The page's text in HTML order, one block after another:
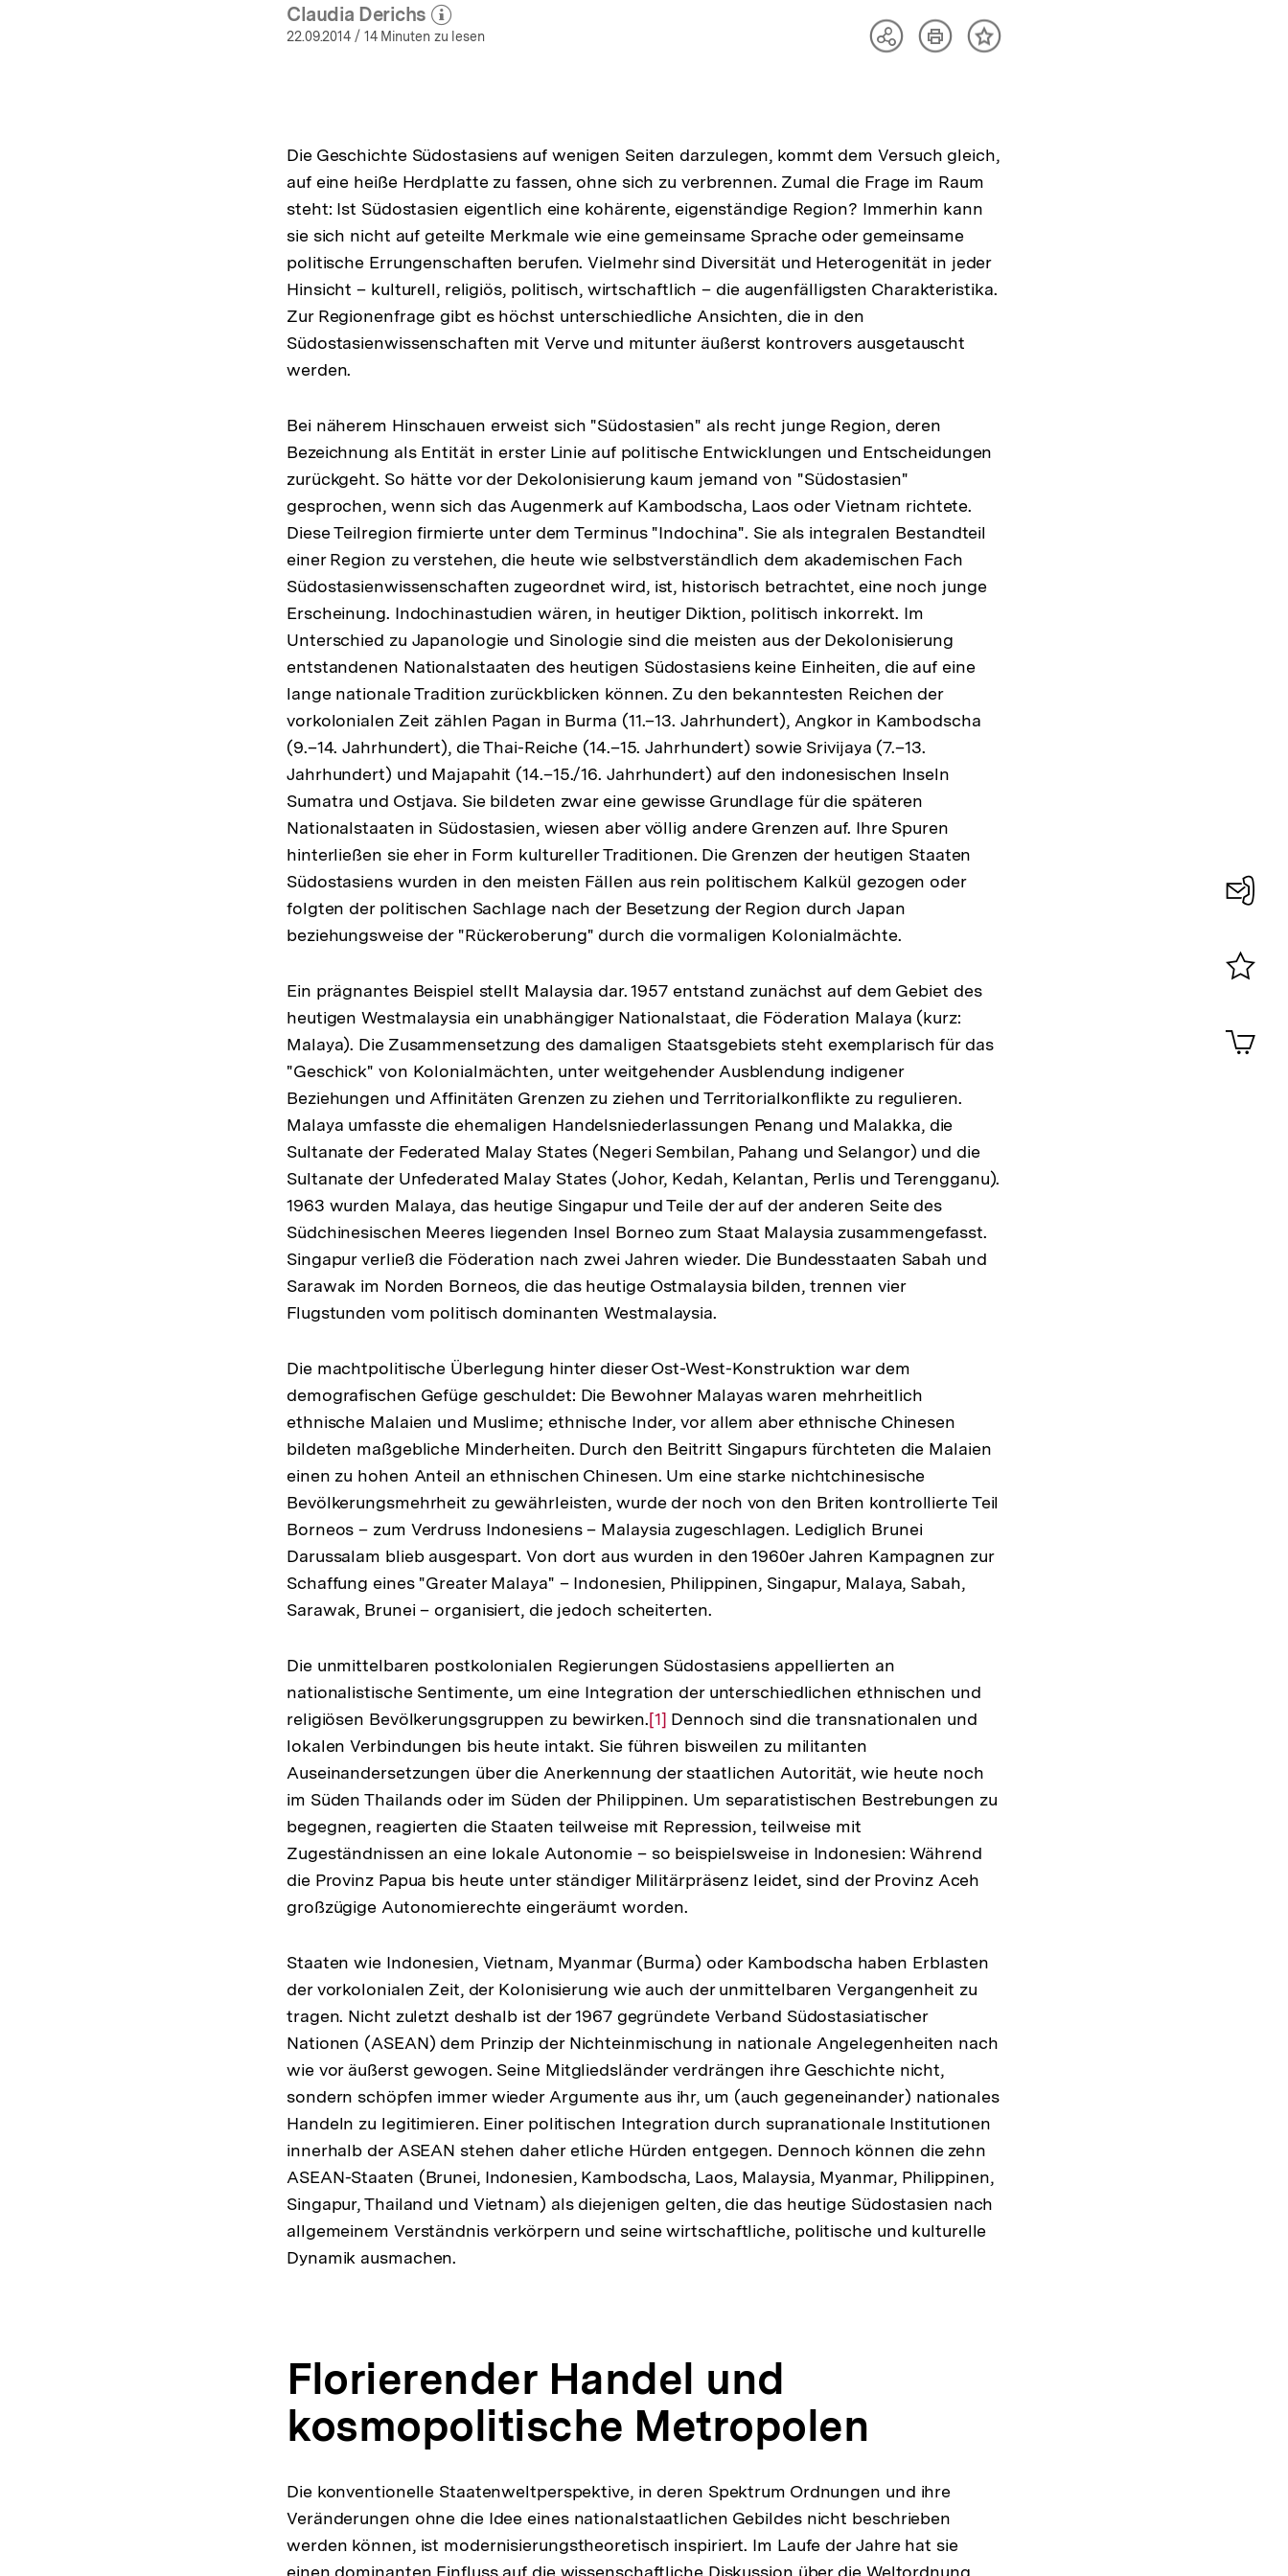
Claudia Derichs
(Mehr zum Autor)
öffnen
22.09.2014 / 14 Minuten zu lesen
TeilenArtikelInhalt
Die Geschichte Südostasiens auf wenigen Seiten darzulegen, kommt dem Versuch gleich,
auf eine heiße Herdplatte zu fassen, ohne sich zu verbrennen. Zumal die Frage im Raum
steht: Ist Südostasien eigentlich eine kohärente, eigenständige Region? Immerhin kann
sie sich nicht auf geteilte Merkmale wie eine gemeinsame Sprache oder gemeinsame
politische Errungenschaften berufen. Vielmehr sind Diversität und Heterogenität in jeder
Hinsicht – kulturell, religiös, politisch, wirtschaftlich – die augenfälligsten Charakteristika.
Zur Regionenfrage gibt es höchst unterschiedliche Ansichten, die in den
Südostasienwissenschaften mit Verve und mitunter äußerst kontrovers ausgetauscht
werden.
Bei näherem Hinschauen erweist sich "Südostasien" als recht junge Region, deren
Bezeichnung als Entität in erster Linie auf politische Entwicklungen und Entscheidungen
zurückgeht. So hätte vor der Dekolonisierung kaum jemand von "Südostasien"
gesprochen, wenn sich das Augenmerk auf Kambodscha, Laos oder Vietnam richtete.
Diese Teilregion firmierte unter dem Terminus "Indochina". Sie als integralen Bestandteil
einer Region zu verstehen, die heute wie selbstverständlich dem akademischen Fach
Südostasienwissenschaften zugeordnet wird, ist, historisch betrachtet, eine noch junge
Erscheinung. Indochinastudien wären, in heutiger Diktion, politisch inkorrekt. Im
Unterschied zu Japanologie und Sinologie sind die meisten aus der Dekolonisierung
entstandenen Nationalstaaten des heutigen Südostasiens keine Einheiten, die auf eine
lange nationale Tradition zurückblicken können. Zu den bekanntesten Reichen der
vorkolonialen Zeit zählen Pagan in Burma (11.–13. Jahrhundert), Angkor in Kambodscha
(9.–14. Jahrhundert), die Thai-Reiche (14.–15. Jahrhundert) sowie Srivijaya (7.–13.
Jahrhundert) und Majapahit (14.–15./16. Jahrhundert) auf den indonesischen Inseln
Sumatra und Ostjava. Sie bildeten zwar eine gewisse Grundlage für die späteren
Nationalstaaten in Südostasien, wiesen aber völlig andere Grenzen auf. Ihre Spuren
hinterließen sie eher in Form kultureller Traditionen. Die Grenzen der heutigen Staaten
Südostasiens wurden in den meisten Fällen aus rein politischem Kalkül gezogen oder
folgten der politischen Sachlage nach der Besetzung der Region durch Japan
beziehungsweise der "Rückeroberung" durch die vormaligen Kolonialmächte.
Ein prägnantes Beispiel stellt Malaysia dar. 1957 entstand zunächst auf dem Gebiet des
heutigen Westmalaysia ein unabhängiger Nationalstaat, die Föderation Malaya (kurz:
Malaya). Die Zusammensetzung des damaligen Staatsgebiets steht exemplarisch für das
"Geschick" von Kolonialmächten, unter weitgehender Ausblendung indigener
Beziehungen und Affinitäten Grenzen zu ziehen und Territorialkonflikte zu regulieren.
Malaya umfasste die ehemaligen Handelsniederlassungen Penang und Malakka, die
Sultanate der Federated Malay States (Negeri Sembilan, Pahang und Selangor) und die
Sultanate der Unfederated Malay States (Johor, Kedah, Kelantan, Perlis und Terengganu).
1963 wurden Malaya, das heutige Singapur und Teile der auf der anderen Seite des
Südchinesischen Meeres liegenden Insel Borneo zum Staat Malaysia zusammengefasst.
Singapur verließ die Föderation nach zwei Jahren wieder. Die Bundesstaaten Sabah und
Sarawak im Norden Borneos, die das heutige Ostmalaysia bilden, trennen vier
Flugstunden vom politisch dominanten Westmalaysia.
Die machtpolitische Überlegung hinter dieser Ost-West-Konstruktion war dem
demografischen Gefüge geschuldet: Die Bewohner Malayas waren mehrheitlich
ethnische Malaien und Muslime; ethnische Inder, vor allem aber ethnische Chinesen
bildeten maßgebliche Minderheiten. Durch den Beitritt Singapurs fürchteten die Malaien
einen zu hohen Anteil an ethnischen Chinesen. Um eine starke nichtchinesische
Bevölkerungsmehrheit zu gewährleisten, wurde der noch von den Briten kontrollierte Teil
Borneos – zum Verdruss Indonesiens – Malaysia zugeschlagen. Lediglich Brunei
Darussalam blieb ausgespart. Von dort aus wurden in den 1960er Jahren Kampagnen zur
Schaffung eines "Greater Malaya" – Indonesien, Philippinen, Singapur, Malaya, Sabah,
Sarawak, Brunei – organisiert, die jedoch scheiterten.
Die unmittelbaren postkolonialen Regierungen Südostasiens appellierten an
nationalistische Sentimente, um eine Integration der unterschiedlichen ethnischen und
religiösen Bevölkerungsgruppen zu bewirken.Zur
Auflösung
der
Fußnote
[1] Dennoch sind die transnationalen und
lokalen Verbindungen bis heute intakt. Sie führen bisweilen zu militanten
Auseinandersetzungen über die Anerkennung der staatlichen Autorität, wie heute noch
im Süden Thailands oder im Süden der Philippinen. Um separatistischen Bestrebungen zu
begegnen, reagierten die Staaten teilweise mit Repression, teilweise mit
Zugeständnissen an eine lokale Autonomie – so beispielsweise in Indonesien: Während
die Provinz Papua bis heute unter ständiger Militärpräsenz leidet, sind der Provinz Aceh
großzügige Autonomierechte eingeräumt worden.
Staaten wie Indonesien, Vietnam, Myanmar (Burma) oder Kambodscha haben Erblasten
der vorkolonialen Zeit, der Kolonisierung wie auch der unmittelbaren Vergangenheit zu
tragen. Nicht zuletzt deshalb ist der 1967 gegründete Verband Südostasiatischer
Nationen (ASEAN) dem Prinzip der Nichteinmischung in nationale Angelegenheiten nach
wie vor äußerst gewogen. Seine Mitgliedsländer verdrängen ihre Geschichte nicht,
sondern schöpfen immer wieder Argumente aus ihr, um (auch gegeneinander) nationales
Handeln zu legitimieren. Einer politischen Integration durch supranationale Institutionen
innerhalb der ASEAN stehen daher etliche Hürden entgegen. Dennoch können die zehn
ASEAN-Staaten (Brunei, Indonesien, Kambodscha, Laos, Malaysia, Myanmar, Philippinen,
Singapur, Thailand und Vietnam) als diejenigen gelten, die das heutige Südostasien nach
allgemeinem Verständnis verkörpern und seine wirtschaftliche, politische und kulturelle
Dynamik ausmachen.
Florierender Handel und
kosmopolitische Metropolen
Die konventionelle Staatenweltperspektive, in deren Spektrum Ordnungen und ihre
Veränderungen ohne die Idee eines nationalstaatlichen Gebildes nicht beschrieben
werden können, ist modernisierungstheoretisch inspiriert. Im Laufe der Jahre hat sie